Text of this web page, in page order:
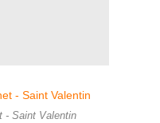
- Saint Valentin